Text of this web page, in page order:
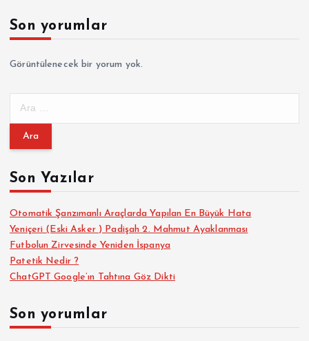
Son yorumlar
Görüntülenecek bir yorum yok.
m
:Son Yazılar
Otomatik Şanzımanlı Araçlarda Yapılan En Büyük Hata
Yeniçeri (Eski Asker ) Padişah 2. Mahmut Ayaklanması
Futbolun Zirvesinde Yeniden İspanya
Patetik Nedir ?
ChatGPT Google’ın Tahtına Göz Dikti
Son yorumlar